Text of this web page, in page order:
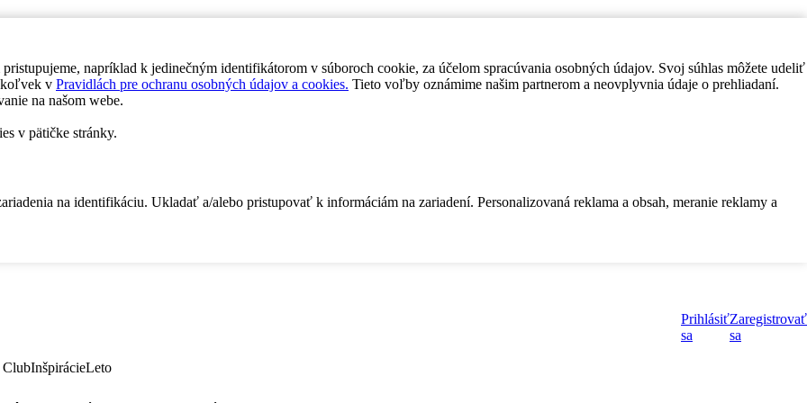
napríklad k jedinečným identifikátorom v súboroch cookie, za účelom spracúvania osobných údajov. Svoj súhlas môžete udeliť
v Pravidlách pre ochranu osobných údajov a cookies. Tieto voľby oznámime našim partnerom a neovplyvnia údaje o prehliadaní.
na našom webe.
v pätičke stránky.
na identifikáciu. Ukladať a/alebo pristupovať k informáciám na zariadení. Personalizovaná reklama a obsah, meranie reklamy a
Prihlásiť
sa
Zaregistrovať
sa
ClubInšpirácieLeto